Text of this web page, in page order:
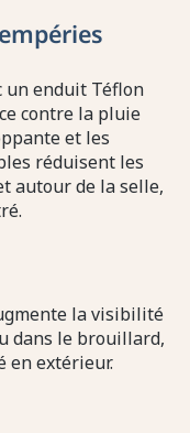
un enduit Téflon
contre la pluie
et les
réduisent les
autour de la selle,
la visibilité
dans le brouillard,
en extérieur.